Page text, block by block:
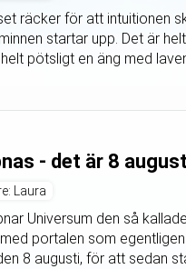
räcker för att intuitionen
startar upp. Det är
pötsligt en äng med
- det är 8
Laura
Universum den så
portalen som
8 augusti, för att sedan